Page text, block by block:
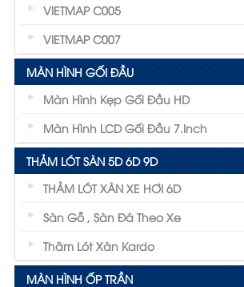
VIETMAP C005
VIETMAP C007
MÀN HÌNH GỐI ĐẦU
Màn Hình Kẹp Gối Đầu HD
Màn Hình LCD Gối Đầu 7.inch
THẢM LÓT SÀN 5D 6D 9D
THẢM LÓT XÀN XE HƠI 6D
Sàn Gỗ , Sàn Đá Theo Xe
Thãm Lót Xàn Kardo
MÀN HÌNH ỐP TRẦN